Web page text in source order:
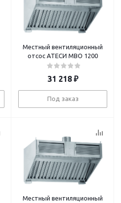
Местный вентиляционный
отсос АТЕСИ МВО 1200
31 218₽
Под заказ
Местный вентиляционный